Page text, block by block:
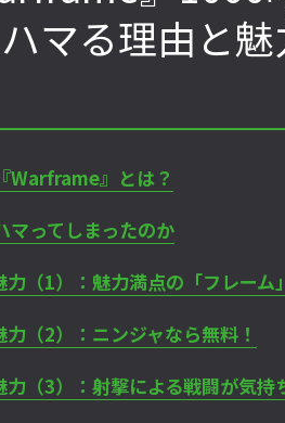
マる理由と魅
Warframe』とは？
マってしまったのか
力（1）：魅力満点の「フレーム
（2）：ニンジャなら無料！
（3）：射撃による戦闘が気持
！「CAPCOM
手の強さは
プロ格闘ゲーマ
回】
「ストリートファイ
グランドファイナル